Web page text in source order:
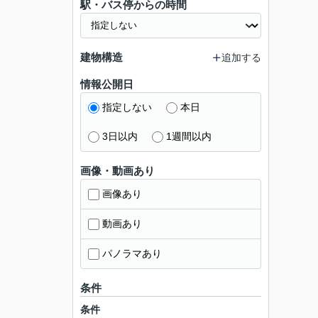
駅・バス停からの時間
建物構造 追加する
情報公開日
指定しない 本日
3日以内 1週間以内
画像・動画あり
画像あり
動画あり
パノラマあり
条件
条件